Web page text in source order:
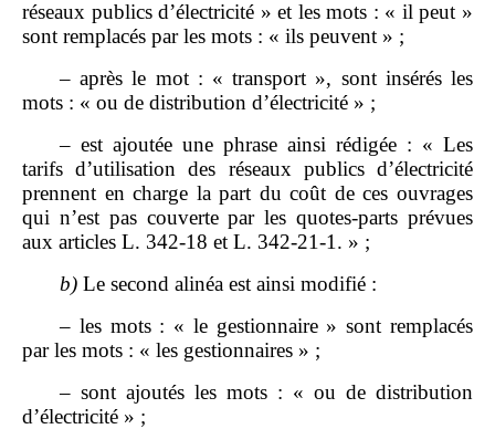
réseaux publics d’électricité » et les mots : « il peut »
sont remplacés par les mots : « ils peuvent » ;
– après le mot : « transport », sont insérés les
mots : « ou de distribution d’électricité » ;
– est ajoutée une phrase ainsi rédigée : « Les
tarifs d’utilisation des réseaux publics d’électricité
prennent en charge la part du coût de ces ouvrages
qui n’est pas couverte par les quotes‑parts prévues
aux articles L. 342‑18 et L. 342‑21‑1. » ;
b) Le second alinéa est ainsi modifié :
– les mots : « le gestionnaire » sont remplacés
par les mots : « les gestionnaires » ;
– sont ajoutés les mots : « ou de distribution
d’électricité » ;